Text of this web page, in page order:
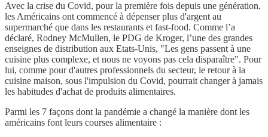
Avec la crise du Covid, pour la première fois depuis une génération,
les Américains ont commencé à dépenser plus d'argent au
supermarché que dans les restaurants et fast-food. Comme l’a
déclaré, Rodney McMullen, le PDG de Kroger, l’une des grandes
enseignes de distribution aux Etats-Unis, "Les gens passent à une
cuisine plus complexe, et nous ne voyons pas cela disparaître". Pour
lui, comme pour d'autres professionnels du secteur, le retour à la
cuisine maison, sous l'impulsion du Covid, pourrait changer à jamais
les habitudes d'achat de produits alimentaires.
Parmi les 7 façons dont la pandémie a changé la manière dont les
américains font leurs courses alimentaire :